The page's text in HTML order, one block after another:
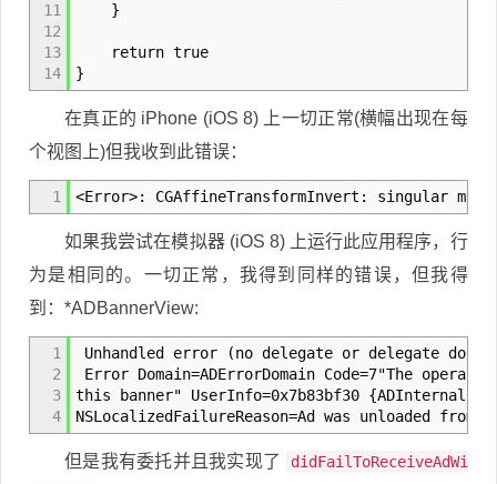
11
12
13
14
}
return true
}
在真正的 iPhone (iOS 8) 上一切正常(横幅出现在每
个视图上)但我收到此错误：
1 <Error>: CGAffineTransformInvert: singular
如果我尝试在模拟器 (iOS 8) 上运行此应用程序，行
为是相同的。一切正常，我得到同样的错误，但我得
到：*ADBannerView:
1
2
3
4
Unhandled error (no delegate or delegate does
Error Domain=ADErrorDomain Code=7"The
this banner" UserInfo=0x7b83bf30
NSLocalizedFailureReason=Ad was unloaded from
但是我有委托并且我实现了
didFailToReceiveAdWi